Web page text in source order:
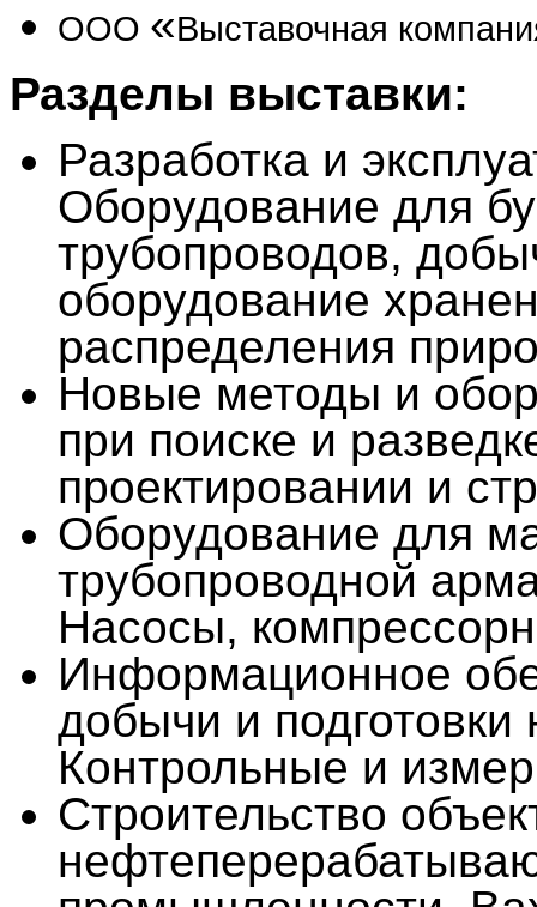
ООО «Выставочная
Разделы выставки:
Разработка и
Оборудование для
трубопроводов,
оборудование
распределения
Новые методы и
при поиске и
проектировании и
Оборудование для
трубопроводной
Насосы,
Информационное
добычи и подготовки
Контрольные и
Строительство